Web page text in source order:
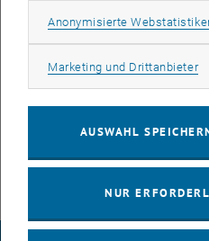
Frauen im Bau- und
Informationen zu fem*cee sowie
Seite vonfem*cee.
Übersicht aller Videos, öffnet eine
Anonymisierte
Marketing und Drittanbieter
AUSWAHL
NUR